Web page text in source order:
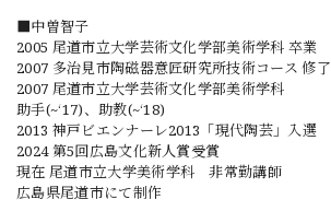
■中曽智子
2005 尾道市立大学芸術文化学部美術学科 卒業
2007 多治見市陶磁器意匠研究所技術コース 修了
2007 尾道市立大学芸術文化学部美術学科
助手(~‘17)、助教(~‘18)
2013 神戸ビエンナーレ2013「現代陶芸」入選
2024 第5回広島文化新人賞受賞
現在 尾道市立大学美術学科 非常勤講師
広島県尾道市にて制作